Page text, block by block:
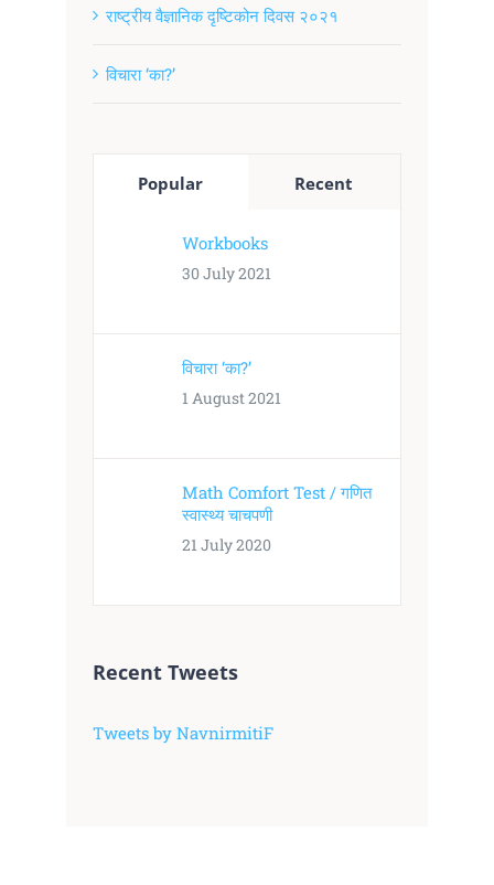
राष्ट्रीय वैज्ञानिक दृष्टिकोन दिवस २०२१
विचारा ‘का?’
Popular Recent
Workbooks
30 July 2021
विचारा ‘का?’
1 August 2021
Math Comfort Test / गणित
स्वास्थ्य चाचपणी
21 July 2020
Recent Tweets
Tweets by NavnirmitiF